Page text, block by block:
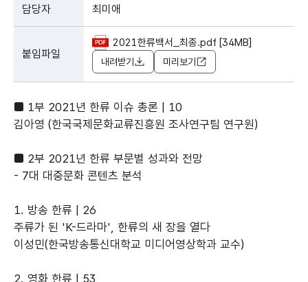
담당자 최미애
붙임파일
2021한류백서_최종.pdf [34MB]
내려받기 미리보기
■ 1부 2021년 한류 이슈 총론 | 10
김아영 (한국국제문화교류진흥원 조사연구팀 연구원)
■ 2부 2021년 한류 부문별 성과와 전망
- 7대 대중문화 콘텐츠 분석
1. 방송 한류 | 26
주류가 된 'K-드라마', 한류의 새 장을 열다
이성민(한국방송통신대학교 미디어영상학과 교수)
2. 영화 한류 | 53